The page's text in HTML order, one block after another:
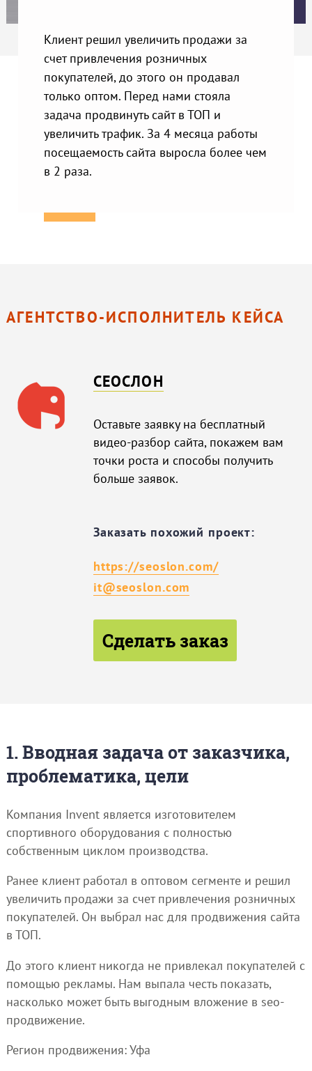
Клиент решил увеличить продажи за
счет привлечения розничных
покупателей, до этого он продавал
только оптом. Перед нами стояла
задача продвинуть сайт в ТОП и
увеличить трафик. За 4 месяца работы
посещаемость сайта выросла более чем
в 2 раза.
АГЕНТСТВО-ИСПОЛНИТЕЛЬ КЕЙСА
СЕОСЛОН
Оставьте заявку на бесплатный
видео-разбор сайта, покажем вам
точки роста и способы получить
больше заявок.
Заказать похожий проект:
https://seoslon.com/
it@seoslon.com
Сделать заказ
1. Вводная задача от заказчика,
проблематика, цели
Компания Invent является изготовителем
спортивного оборудования с полностью
собственным циклом производства.
Ранее клиент работал в оптовом сегменте и решил
увеличить продажи за счет привлечения розничных
покупателей. Он выбрал нас для продвижения сайта
в ТОП.
До этого клиент никогда не привлекал покупателей с
помощью рекламы. Нам выпала честь показать,
насколько может быть выгодным вложение в seo-
продвижение.
Регион продвижения: Уфа